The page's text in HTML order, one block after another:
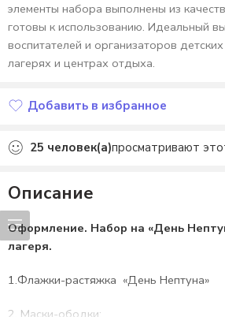
элементы набора выполнены из
готовы к использованию. Идеальный
воспитателей и организаторов
лагерях и центрах отдыха.
Добавить в избранное
25 человек(а)просматривают
Описание
Оформление. Набор на «День
лагеря.
1.Флажки-растяжка «День Нептуна»